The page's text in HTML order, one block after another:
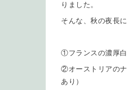
りました。
そんな、秋の夜長
①フランスの濃厚
②オーストリアの
あり）